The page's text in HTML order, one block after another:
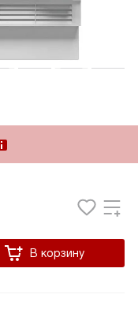
В корзину